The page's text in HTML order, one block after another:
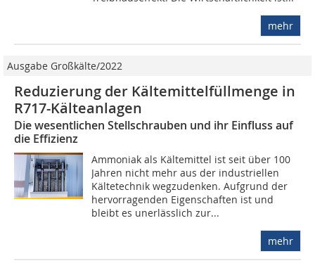
mehr
Ausgabe Großkälte/2022
Reduzierung der Kältemittelfüllmenge in
R717-Kälteanlagen
Die wesentlichen Stellschrauben und ihr Einfluss auf
die Effizienz
Ammoniak als Kältemittel ist seit über 100
Jahren nicht mehr aus der industriellen
Kältetechnik wegzudenken. Aufgrund der
hervorragenden Eigenschaften ist und
bleibt es unerlässlich zur...
mehr